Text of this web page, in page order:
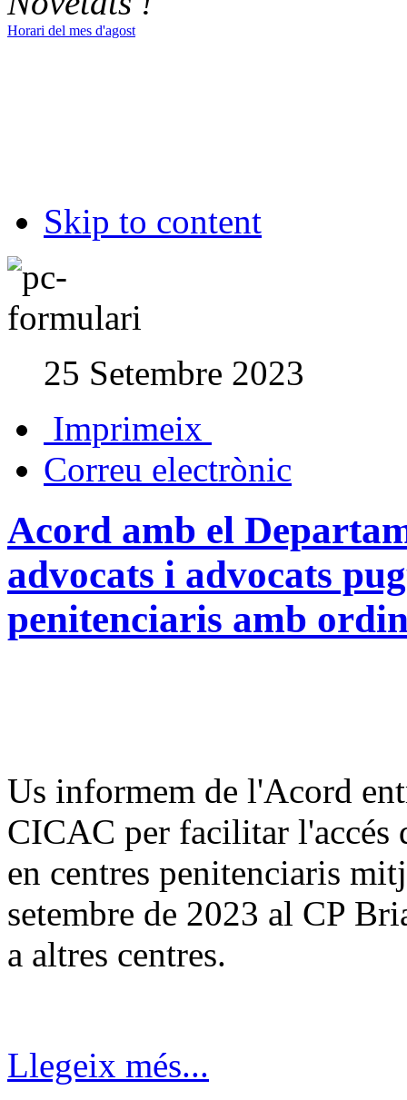
Horari del mes d'agost
Skip to content
25 Setembre 2023
Imprimeix
Correu electrònic
Acord amb el
advocats i advocats
penitenciaris amb
Us informem de l'Acord
CICAC per facilitar l'accés
en centres penitenciaris
setembre de 2023 al CP
a altres centres.
Llegeix més...